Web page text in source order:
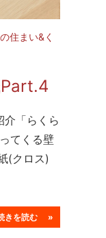
住まい&く
「らくら
てくる壁
(クロス)
きを読む »